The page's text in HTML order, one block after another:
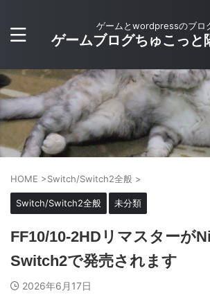
ゲームとwordpressのブロ
ゲームブログちゅこっと
HOME >Switch/Switch2全般 >
Switch/Switch2全般 未分類
FF10/10-2HDリマスターが
Switch2で発売されます
2026年6月17日